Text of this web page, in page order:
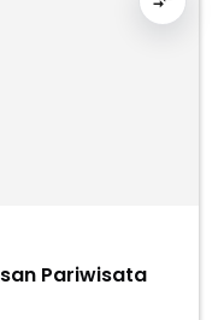
Pariwisata